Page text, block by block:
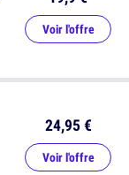
Voir l'offre
24,95 €
Voir l'offre